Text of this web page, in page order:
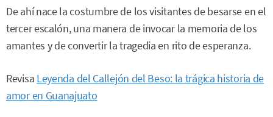
De ahí nace la costumbre de los visitantes de besarse en el
tercer escalón, una manera de invocar la memoria de los
amantes y de convertir la tragedia en rito de esperanza.
Revisa Leyenda del Callejón del Beso: la trágica historia de
amor en Guanajuato